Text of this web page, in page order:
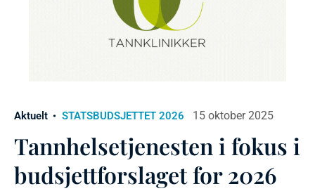
Aktuelt STATSBUDSJETTET 2026 15 oktober 2025
Tannhelsetjenesten i fokus i
budsjettforslaget for 2026